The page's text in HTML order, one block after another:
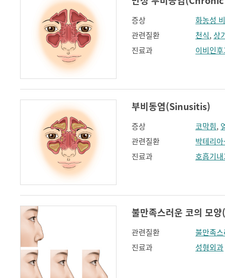
증상
화농성
관련질환
천식, 상
진료과
이비인
부비동염(Sinusitis)
증상 코막힘,
관련질환
박테리
진료과
호흡기
불만족스러운 코의
관련질환
불만족
진료과
성형외과